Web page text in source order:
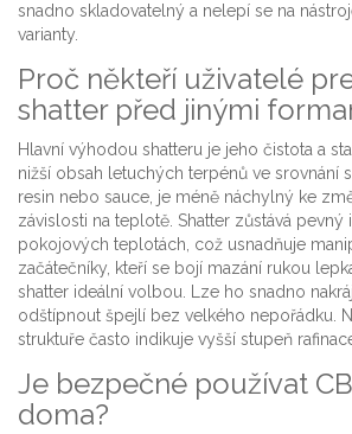
snadno skladovatelný a nelepí se na
varianty.
Proč někteří uživatelé
shatter před jinými
Hlavní výhodou shatteru je jeho čistota a
nižší obsah letuchých terpénů ve srovnání
resin nebo sauce, je méně náchylný ke
závislosti na teplotě. Shatter zůstává pevný
pokojových teplotách, což usnadňuje
začátečníky, kteří se bojí mazání rukou
shatter ideální volbou. Lze ho snadno
odštípnout špejlí bez velkého nepořádku.
struktuře často indikuje vyšší stupeň
Je bezpečné používat
doma?